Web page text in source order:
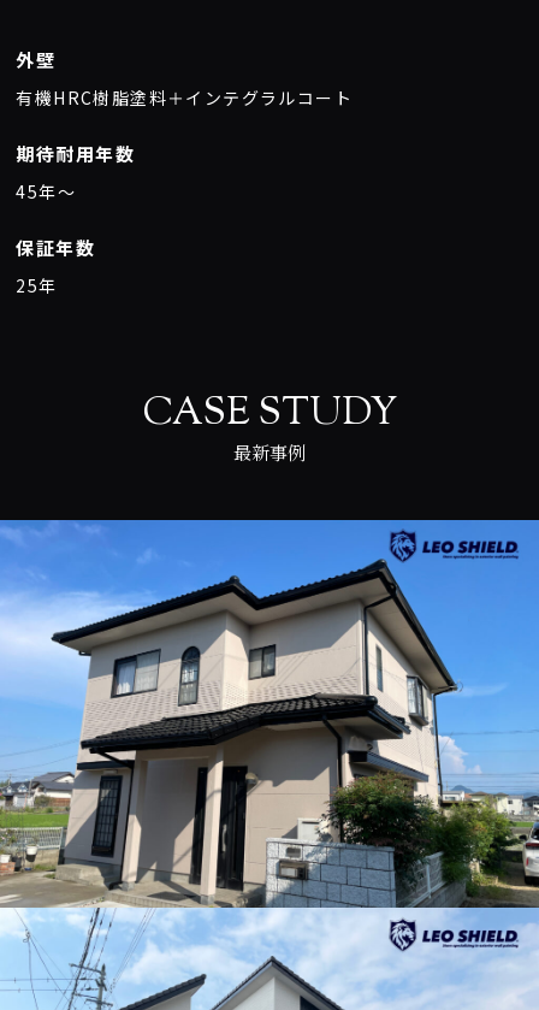
外壁
有機HRC樹脂塗料＋インテグラルコート
期待耐用年数
45年〜
保証年数
25年
CASE STUDY
最新事例